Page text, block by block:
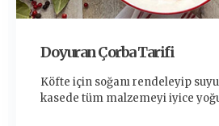
Doyuran Çorba Tarifi
Köfte için soğanı rendeleyip
kasede tüm malzemeyi iyice